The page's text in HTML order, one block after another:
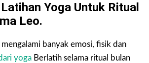
Yoga Untuk Ritual
Leo.
banyak emosi, fisik dan
yoga Berlatih selama ritual bulan